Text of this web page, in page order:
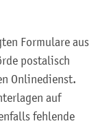
Formulare aus
postalisch
Onlinedienst.
auf
fehlende